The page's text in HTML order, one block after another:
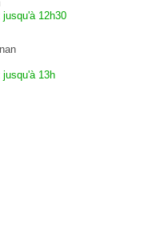
jusqu'à 12h30
jusqu'à 13h